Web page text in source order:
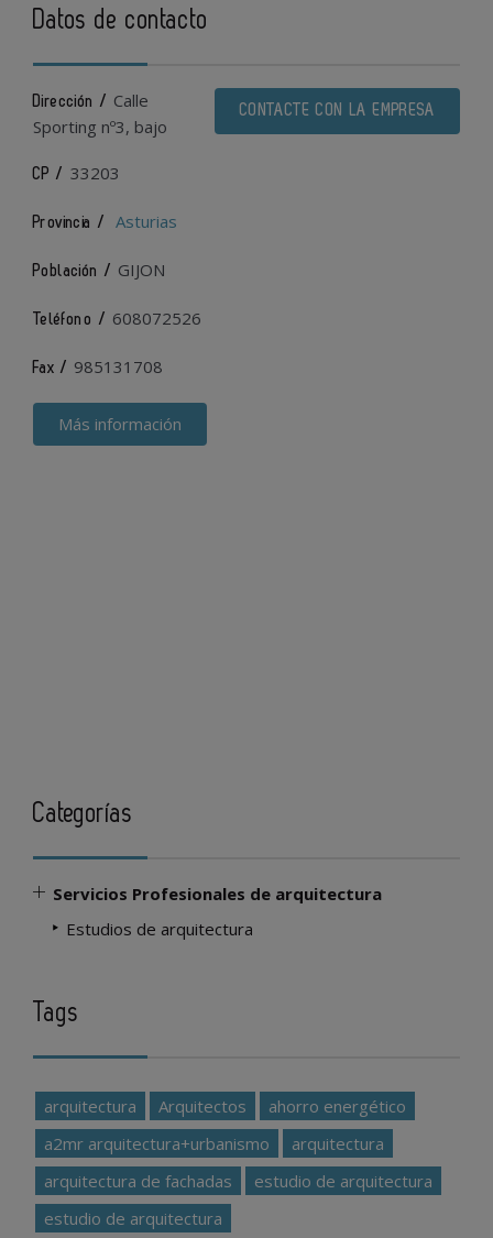
Datos de contacto
CONTACTE CON LA EMPRESA
Dirección / Calle
Sporting nº3, bajo
CP / 33203
Provincia / Asturias
Población / GIJON
Teléfono / 608072526
Fax / 985131708
Más información
Categorías
Servicios Profesionales de arquitectura
Estudios de arquitectura
Tags
arquitectura Arquitectos
ahorro energético
a2mr arquitectura+urbanismo
arquitectura
arquitectura de fachadas
estudio de arquitectura
estudio de arquitectura